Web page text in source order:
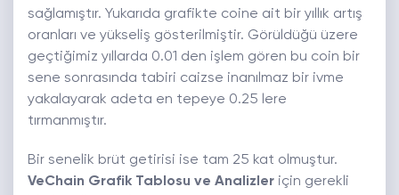
sağlamıştır. Yukarıda grafikte coine ait bir yıllık artış
oranları ve yükseliş gösterilmiştir. Görüldüğü üzere
geçtiğimiz yıllarda 0.01 den işlem gören bu coin bir
sene sonrasında tabiri caizse inanılmaz bir ivme
yakalayarak adeta en tepeye 0.25 lere
tırmanmıştır.
Bir senelik brüt getirisi ise tam 25 kat olmuştur.
VeChain Grafik Tablosu ve Analizler için gerekli